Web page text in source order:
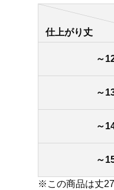
仕上がり丈
～
～
～
～
※この商品は丈